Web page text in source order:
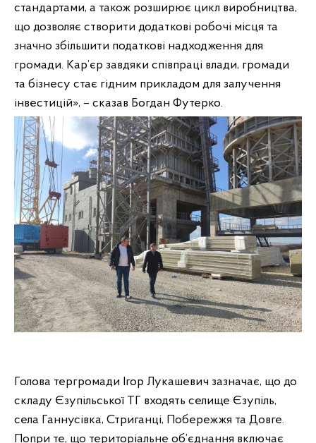
стандартами, а також розширює цикл виробництва,
що дозволяє створити додаткові робочі місця та
значно збільшити податкові надходження для
громади. Кар’єр завдяки співпраці влади, громади
та бізнесу стає гідним прикладом для залучення
інвестицій», – сказав Богдан Футерко.
Голова тергромади Ігор Лукашевич зазначає, що до
складу Єзупільської ТГ входять селище Єзупіль,
села Ганнусівка, Стриганці, Побережжя та Довге.
Попри те, що територіальне об’єднання включає